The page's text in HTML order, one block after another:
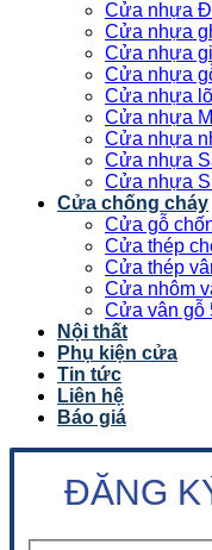
Cửa nhựa
Cửa nhựa
Cửa nhựa
Cửa nhựa
Cửa nhựa
Cửa nhựa
Cửa nhựa
Cửa nhựa
Cửa nhựa
Cửa chống cháy
Cửa gỗ
Cửa thép
Cửa thép
Cửa nhôm
Cửa vân gỗ
Nội thất
Phụ kiện cửa
Tin tức
Liên hệ
Báo giá
ĐĂNG